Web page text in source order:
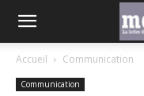
Accueil Communication
Communication